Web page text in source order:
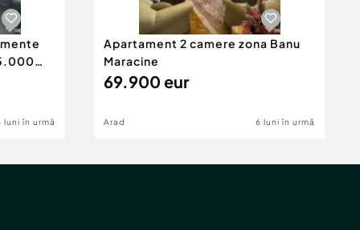
luni în urmă
Apartament 2 camere zona Banu
Maracine
69.900 eur
Arad 6 luni în urmă